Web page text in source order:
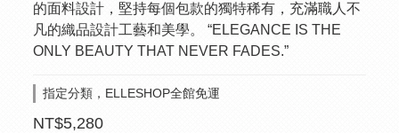
的面料設計，堅持每個包款的獨特稀有，充滿職人不
凡的織品設計工藝和美學。 “ELEGANCE IS THE
ONLY BEAUTY THAT NEVER FADES.”
指定分類，ELLESHOP全館免運
NT$5,280